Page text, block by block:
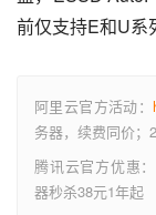
前仅支持E和U系
阿里云官方活动：
务器，续费同价；
腾讯云官方优惠：
器秒杀38元1年起